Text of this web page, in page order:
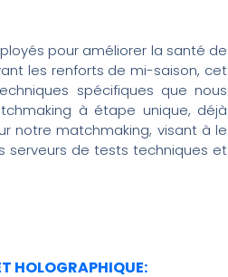
pour améliorer la santé de
les renforts de mi-saison, cet
spécifiques que nous
à étape unique, déjà
notre matchmaking, visant à le
serveurs de tests techniques et
HOLOGRAPHIQUE: